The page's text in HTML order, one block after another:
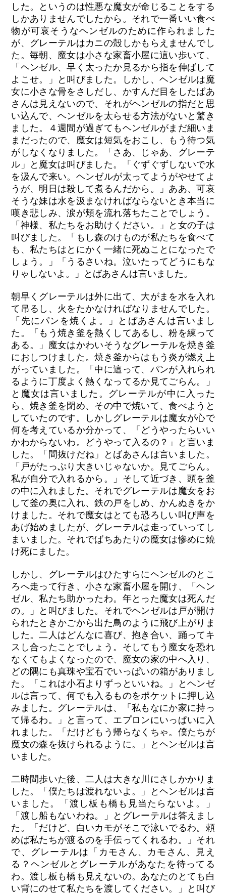
した。というのは性悪な魔女が命じることをする
しかありませんでしたから。それで一番いい食べ
物が可哀そうなヘンゼルのために作られました
が、グレーテルはカニの殻しかもらえませんでし
た。毎朝、魔女は小さな家畜小屋に這い歩いて、
「ヘンゼル、早く太ったか見るから指を伸ばして
よこせ。」と叫びました。しかし、ヘンゼルは魔
女に小さな骨をさしだし、かすんだ目をしたばあ
さんは見えないので、それがヘンゼルの指だと思
い込んで、ヘンゼルを太らせる方法がないと驚き
ました。４週間が過ぎてもヘンゼルがまだ細いま
まだったので、魔女は短気をおこし、もう待つ気
がしなくなりました。「さあ、じゃあ、グレーテ
ル」と魔女は叫びました。「ぐずぐずしないで水
を汲んで来い。ヘンゼルが太ってようがやせてよ
うが、明日は殺して煮るんだから。」ああ、可哀
そうな妹は水を汲まなければならないとき本当に
嘆き悲しみ、涙が頬を流れ落ちたことでしょう。
「神様、私たちをお助けください。」と女の子は
叫びました。「もし森のけものが私たちを食べて
も、私たちはとにかく一緒に死ぬことになったで
しょう。」「うるさいね。泣いたってどうにもな
りゃしないよ。」とばあさんは言いました。
朝早くグレーテルは外に出て、大がまを水を入れ
て吊るし、火をたかなければなりませんでした。
「先にパンを焼くよ。」とばあさんは言いまし
た。「もう焼き釜を熱くしてあるし、粉を練って
ある。」魔女はかわいそうなグレーテルを焼き釜
におしつけました。焼き釜からはもう炎が燃え上
がっていました。「中に這って、パンが入れられ
るように丁度よく熱くなってるか見てごらん。」
と魔女は言いました。グレーテルが中に入った
ら、焼き釜を閉め、その中で焼いて、食べようと
していたのです。しかしグレーテルは魔女が心で
何を考えているか分かって、「どうやったらいい
かわからないわ。どうやって入るの？」と言いま
した。「間抜けだね」とばあさんは言いました。
「戸がたっぷり大きいじゃないか。見てごらん。
私が自分で入れるから。」そして近づき、頭を釜
の中に入れました。それでグレーテルは魔女をお
して釜の奥に入れ、鉄の戸をしめ、かんぬきをか
けました。それで魔女はとても恐ろしい叫び声を
あげ始めましたが、グレーテルは走っていってし
まいました。それでばちあたりの魔女は惨めに焼
け死にました。
しかし、グレーテルはひたすらにヘンゼルのとこ
ろへ走って行き、小さな家畜小屋を開け、「ヘン
ゼル、私たち助かったわ。年とった魔女は死んだ
の。」と叫びました。それでヘンゼルは戸が開け
られたときかごから出た鳥のように飛び上がりま
した。二人はどんなに喜び、抱き合い、踊ってキ
スし合ったことでしょう。そしてもう魔女を恐れ
なくてもよくなったので、魔女の家の中へ入り、
どの隅にも真珠や宝石でいっぱいの箱がありまし
た。「これは小石よりずっといいね。」とヘンゼ
ルは言って、何でも入るものをポケットに押し込
みました。グレーテルは、「私もなにか家に持っ
て帰るわ。」と言って、エプロンにいっぱいに入
れました。「だけどもう帰らなくちゃ。僕たちが
魔女の森を抜けられるように。」とヘンゼルは言
いました。
二時間歩いた後、二人は大きな川にさしかかりま
した。「僕たちは渡れないよ。」とヘンゼルは言
いました。「渡し板も橋も見当たらないよ。」
「渡し船もないわね。」とグレーテルは答えまし
た。「だけど、白いカモがそこで泳いでるわ。頼
めば私たちが渡るのを手伝ってくれるわ。」それ
で、グレーテルは「カモさん、カモさん、見え
る？ヘンゼルとグレーテルがあなたを待ってる
わ。渡し板も橋も見えないの。あなたのとても白
い背にのせて私たちを渡してください。」と叫び